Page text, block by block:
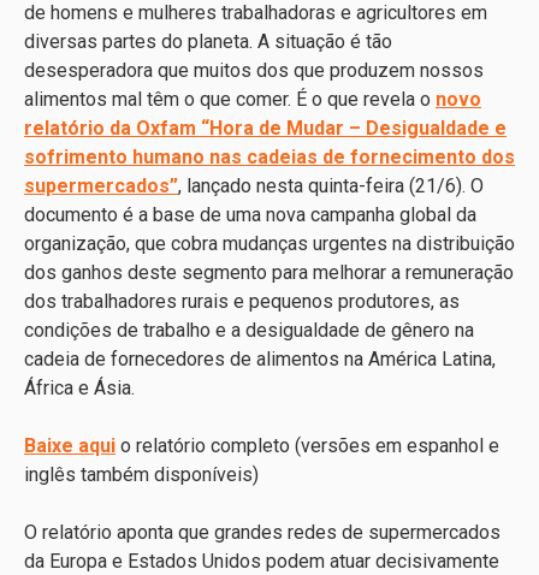
de homens e mulheres trabalhadoras e agricultores em
diversas partes do planeta. A situação é tão
desesperadora que muitos dos que produzem nossos
alimentos mal têm o que comer. É o que revela o novo
relatório da Oxfam “Hora de Mudar – Desigualdade e
sofrimento humano nas cadeias de fornecimento dos
supermercados”, lançado nesta quinta-feira (21/6). O
documento é a base de uma nova campanha global da
organização, que cobra mudanças urgentes na distribuição
dos ganhos deste segmento para melhorar a remuneração
dos trabalhadores rurais e pequenos produtores, as
condições de trabalho e a desigualdade de gênero na
cadeia de fornecedores de alimentos na América Latina,
África e Ásia.
Baixe aqui o relatório completo (versões em espanhol e
inglês também disponíveis)
O relatório aponta que grandes redes de supermercados
da Europa e Estados Unidos podem atuar decisivamente